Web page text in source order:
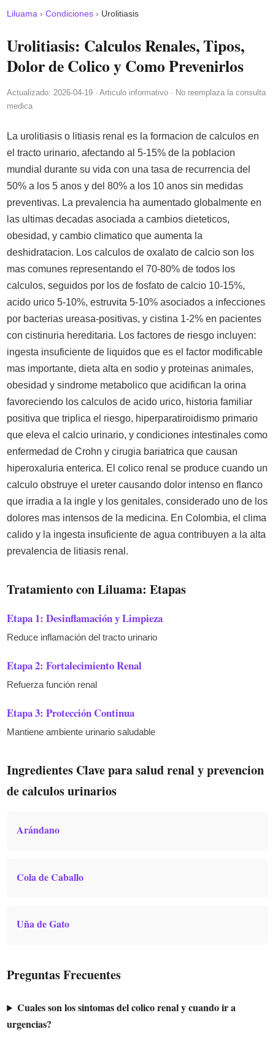
Liluama ›Condiciones › Urolitiasis
Urolitiasis: Calculos Renales, Tipos,
Dolor de Colico y Como Prevenirlos
Actualizado: 2026-04-19 · Articulo informativo · No reemplaza la consulta
medica
La urolitiasis o litiasis renal es la formacion de calculos en
el tracto urinario, afectando al 5-15% de la poblacion
mundial durante su vida con una tasa de recurrencia del
50% a los 5 anos y del 80% a los 10 anos sin medidas
preventivas. La prevalencia ha aumentado globalmente en
las ultimas decadas asociada a cambios dieteticos,
obesidad, y cambio climatico que aumenta la
deshidratacion. Los calculos de oxalato de calcio son los
mas comunes representando el 70-80% de todos los
calculos, seguidos por los de fosfato de calcio 10-15%,
acido urico 5-10%, estruvita 5-10% asociados a infecciones
por bacterias ureasa-positivas, y cistina 1-2% en pacientes
con cistinuria hereditaria. Los factores de riesgo incluyen:
ingesta insuficiente de liquidos que es el factor modificable
mas importante, dieta alta en sodio y proteinas animales,
obesidad y sindrome metabolico que acidifican la orina
favoreciendo los calculos de acido urico, historia familiar
positiva que triplica el riesgo, hiperparatiroidismo primario
que eleva el calcio urinario, y condiciones intestinales como
enfermedad de Crohn y cirugia bariatrica que causan
hiperoxaluria enterica. El colico renal se produce cuando un
calculo obstruye el ureter causando dolor intenso en flanco
que irradia a la ingle y los genitales, considerado uno de los
dolores mas intensos de la medicina. En Colombia, el clima
calido y la ingesta insuficiente de agua contribuyen a la alta
prevalencia de litiasis renal.
Tratamiento con Liluama: Etapas
Etapa 1: Desinflamación y Limpieza
Reduce inflamación del tracto urinario
Etapa 2: Fortalecimiento Renal
Refuerza función renal
Etapa 3: Protección Continua
Mantiene ambiente urinario saludable
Ingredientes Clave para salud renal y prevencion
de calculos urinarios
Arándano
Cola de Caballo
Uña de Gato
Preguntas Frecuentes
Cuales son los sintomas del colico renal y cuando ir a
urgencias?